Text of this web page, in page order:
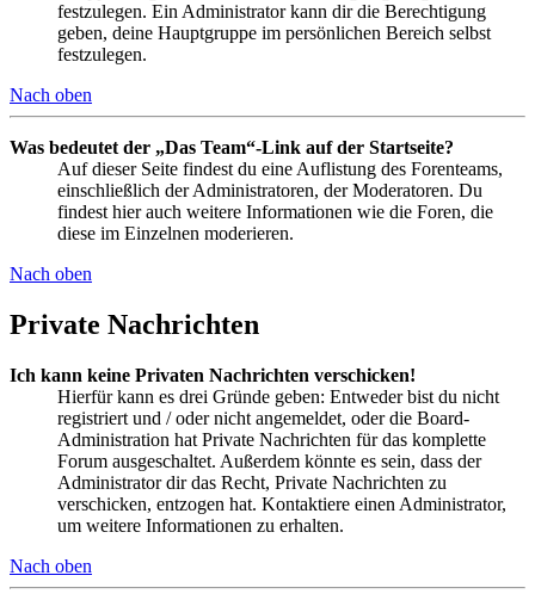
festzulegen. Ein Administrator kann dir die Berechtigung
geben, deine Hauptgruppe im persönlichen Bereich selbst
festzulegen.
Nach oben
Was bedeutet der „Das Team“-Link auf der Startseite?
Auf dieser Seite findest du eine Auflistung des Forenteams,
einschließlich der Administratoren, der Moderatoren. Du
findest hier auch weitere Informationen wie die Foren, die
diese im Einzelnen moderieren.
Nach oben
Private Nachrichten
Ich kann keine Privaten Nachrichten verschicken!
Hierfür kann es drei Gründe geben: Entweder bist du nicht
registriert und / oder nicht angemeldet, oder die Board-
Administration hat Private Nachrichten für das komplette
Forum ausgeschaltet. Außerdem könnte es sein, dass der
Administrator dir das Recht, Private Nachrichten zu
verschicken, entzogen hat. Kontaktiere einen Administrator,
um weitere Informationen zu erhalten.
Nach oben